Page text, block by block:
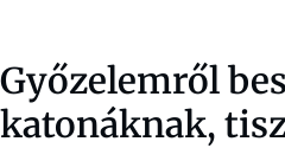
Győzelemről
katonáknak,